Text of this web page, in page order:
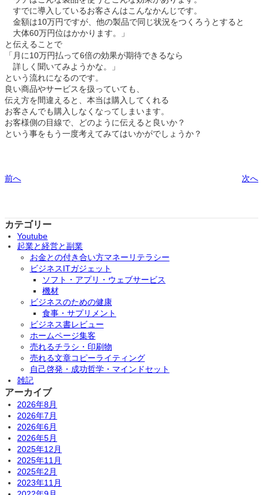
すでに導入しているお客さんはこんなかんじです。
金額は10万円ですが、他の製品で同じ状況をつくろうとすると
大体60万円位はかかります。」
と伝えることで
「月に10万円払って6倍の効果が期待できるなら
詳しく聞いてみようかな。」
という流れになるのです。
良い商品やサービスを扱っていても、
伝え方を間違えると、本当は購入してくれる
お客さんでも購入しなくなってしまいます。
お客様側の目線で、どのように伝えると良いか？
という事をもう一度考えてみてはいかがでしょうか？
前へ 次へ
カテゴリー
Youtube
起業と経営と副業
お金との付き合い方マネーリテラシー
ビジネスITガジェット
ソフト・アプリ・ウェブサービス
機材
ビジネスのための健康
食事・サプリメント
ビジネス書レビュー
ホームページ集客
売れるチラシ・印刷物
売れる文章コピーライティング
自己啓発・成功哲学・マインドセット
雑記
アーカイブ
2026年8月
2026年7月
2026年6月
2026年5月
2025年12月
2025年11月
2025年2月
2023年11月